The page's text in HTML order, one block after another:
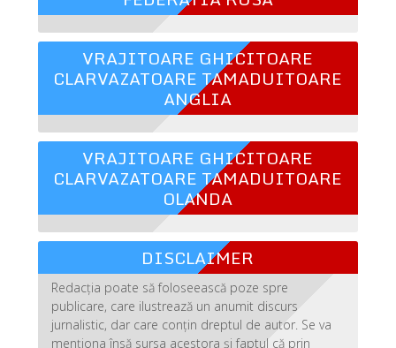
VRAJITOARE GHICITOARE
CLARVAZATOARE TAMADUITOARE
ANGLIA
VRAJITOARE GHICITOARE
CLARVAZATOARE TAMADUITOARE
OLANDA
DISCLAIMER
Redacția poate să foloseească poze spre
publicare, care ilustrează un anumit discurs
jurnalistic, dar care conțin dreptul de autor. Se va
menționa însă sursa acestora și faptul că prin